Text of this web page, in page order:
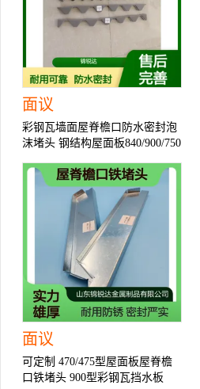
面议
彩钢瓦墙面屋脊檐口防水密封泡
沫堵头 钢结构屋面板840/900/750
面议
可定制 470/475型屋面板屋脊檐
口铁堵头 900型彩钢瓦挡水板